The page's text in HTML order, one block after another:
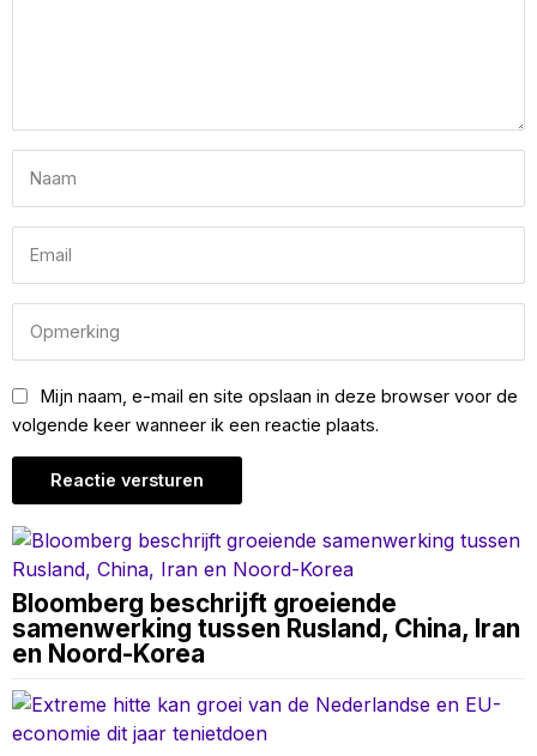
Mijn naam, e-mail en site opslaan in deze browser voor de
volgende keer wanneer ik een reactie plaats.
Bloomberg beschrijft groeiende
samenwerking tussen Rusland, China, Iran
en Noord-Korea